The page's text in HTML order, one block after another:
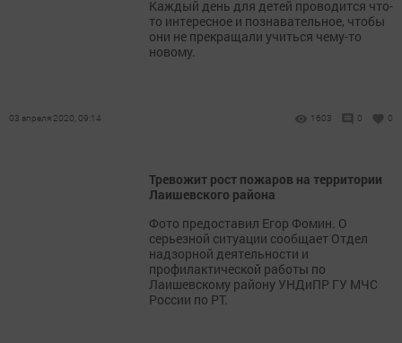
Каждый день для детей проводится что-
то интересное и познавательное, чтобы
они не прекращали учиться чему-то
новому.
03 апреля 2020, 09:14 1603 0 0
Тревожит рост пожаров на территории
Лаишевского района
Фото предоставил Егор Фомин. О
серьезной ситуации сообщает Отдел
надзорной деятельности и
профилактической работы по
Лаишевскому району УНДиПР ГУ МЧС
России по РТ.